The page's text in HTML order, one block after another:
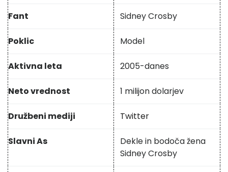
Fant Sidney Crosby
Poklic Model
Aktivna leta 2005-danes
Neto vrednost 1 milijon dolarjev
Družbeni mediji Twitter
Slavni As
Dekle in bodoča žena
Sidney Crosby